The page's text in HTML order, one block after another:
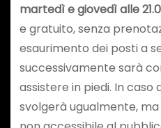
martedì e giovedì alle
e gratuito, senza
esaurimento dei posti a
successivamente sarà
assistere in piedi. In
svolgerà ugualmente,